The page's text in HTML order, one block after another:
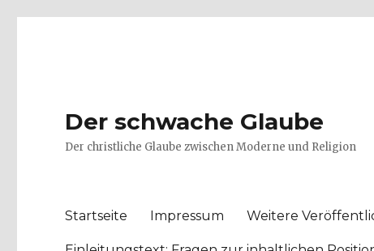
Der schwache Glaube
Der christliche Glaube zwischen Moderne und Religion
Startseite Impressum Weitere